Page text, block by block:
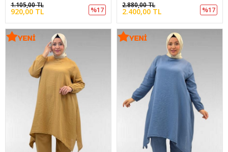
920,00 TL
1.105,00 TL
%17 2.400,00 TL
2.880,00 TL
%17